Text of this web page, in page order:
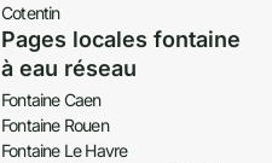
Cotentin
Pages locales fontaine
à eau réseau
Fontaine Caen
Fontaine Rouen
Fontaine Le Havre